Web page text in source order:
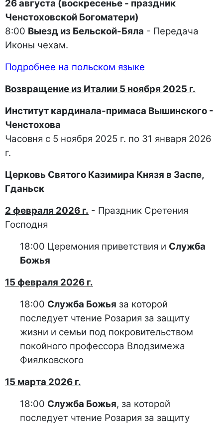
26 августа (воскресенье - праздник
Ченстоховской Богоматери)
8:00 Выезд из Бельской-Бяла - Передача
Иконы чехам.
Подробнее на польском языке
Возвращение из Италии 5 ноября 2025 г.
Институт кардинала-примаса Вышинского -
Ченстохова
Часовня с 5 ноября 2025 г. по 31 января 2026
г.
Церковь Святого Казимира Князя в Заспе,
Гданьск
2 февраля 2026 г. - Праздник Сретения
Господня
18:00 Церемония приветствия и Служба
Божья
15 февраля 2026 г.
18:00 Служба Божья за которой
последует чтение Розария за защиту
жизни и семьи под покровительством
покойного профессора Влодзимежа
Фиялковского
15 марта 2026 г.
18:00 Служба Божья, за которой
последует чтение Розария за защиту